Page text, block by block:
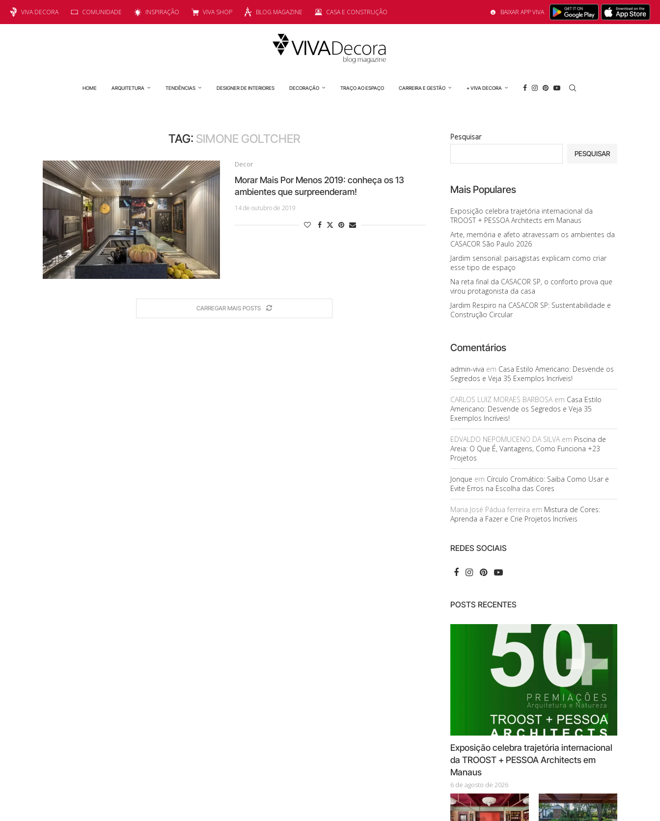
VIVA DECORA COMUNIDADE INSPIRAÇÃO VIVA SHOP BLOG MAGAZINE CASA E CONSTRUÇÃO BAIXAR APP VIVA
HOME ARQUITETURA TENDÊNCIAS DESIGNER DE INTERIORES DECORAÇÃO TRAÇO AO ESPAÇO CARREIRA E GESTÃO + VIVA DECORA
TAG: SIMONE GOLTCHER
Decor
Morar Mais Por Menos 2019: conheça os 13
ambientes que surpreenderam!
14 de outubro de 2019
CARREGAR MAIS POSTS
Pesquisar
PESQUISAR
Mais Populares
Exposição celebra trajetória internacional da
TROOST + PESSOA Architects em Manaus
Arte, memória e afeto atravessam os ambientes da
CASACOR São Paulo 2026
Jardim sensorial: paisagistas explicam como criar
esse tipo de espaço
Na reta final da CASACOR SP, o conforto prova que
virou protagonista da casa
Jardim Respiro na CASACOR SP: Sustentabilidade e
Construção Circular
Comentários
admin-viva em Casa Estilo Americano: Desvende os
Segredos e Veja 35 Exemplos Incríveis!
CARLOS LUIZ MORAES BARBOSAem Casa Estilo
Americano: Desvende os Segredos e Veja 35
Exemplos Incríveis!
EDVALDO NEPOMUCENO DA SILVAem Piscina de
Areia: O Que É, Vantagens, Como Funciona +23
Projetos
Jonque em Círculo Cromático: Saiba Como Usar e
Evite Erros na Escolha das Cores
Maria José Pádua ferreira em Mistura de Cores:
Aprenda a Fazer e Crie Projetos Incríveis
REDES SOCIAIS
POSTS RECENTES
Exposição celebra trajetória internacional
da TROOST + PESSOA Architects em
Manaus
6 de agosto de 2026